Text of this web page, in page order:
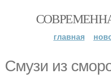
главная
Смузи из